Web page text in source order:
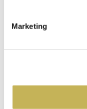
Marketing